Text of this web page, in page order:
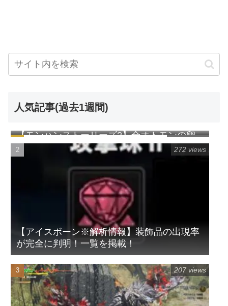
人気記事(過去1週間)
【モンハンストーリーズ2】全オトモンの卵
の見た目一覧表（早見表）
【アイスボーン※解析情報】装飾品の出現率
が完全に判明！一覧を掲載！
272 views
207 views